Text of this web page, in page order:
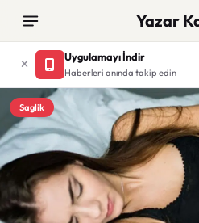
Yazar
Uygulamayı İndir
Haberleri anında takip edin
Saglik